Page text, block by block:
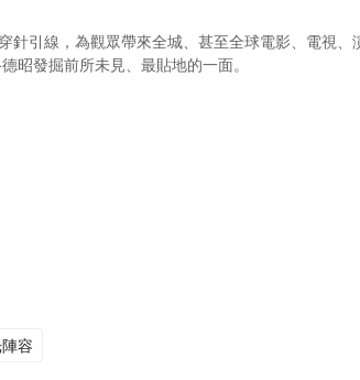
針引線，為觀眾帶來全城、甚至全球電影、電視
昭發掘前所未見、最貼地的一面。
容